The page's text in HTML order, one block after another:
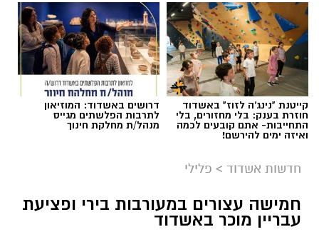
קייטנת "נינג'ה לזוז" באשדוד
חוזרת בענק: בלי מחזורים, בלי
התחייבות- אתם קובעים לכמה
ואיזה ימים להירשם!
דרושים באשדוד: המוזיאון
לתרבות הפלשתים מגייס
מנהל/ת מחלקת חינוך
חדשות אשדוד > פלילי
חמישה עצורים במעורבות בירי ופציעת
עבריין מוכר באשדוד